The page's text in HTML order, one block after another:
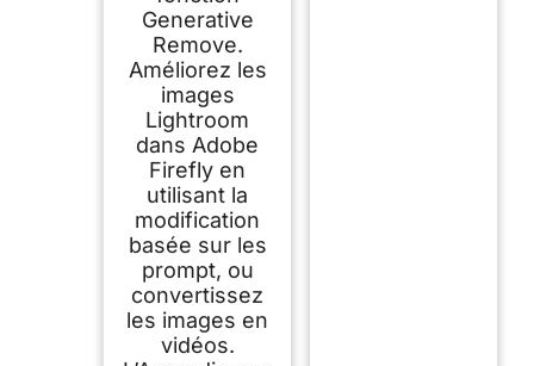
Generative
Remove.
Améliorez les
images
Lightroom
dans Adobe
Firefly en
utilisant la
modification
basée sur les
prompt, ou
convertissez
les images en
vidéos.